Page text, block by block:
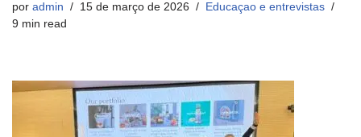
por admin 15 de março de 2026
Educaçao e entrevistas
9 min read